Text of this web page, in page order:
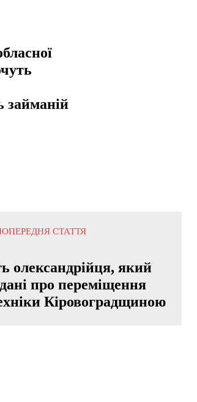
займаній
СТАТТЯ
олександрійця, який
про переміщення
Кіровоградщиною